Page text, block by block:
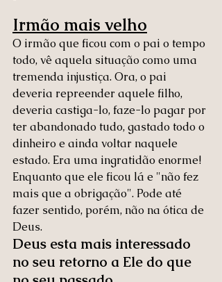
Irmão mais velho
O irmão que ficou com o pai o tempo
todo, vê aquela situação como uma
tremenda injustiça. Ora, o pai
deveria repreender aquele filho,
deveria castiga-lo, faze-lo pagar por
ter abandonado tudo, gastado todo o
dinheiro e ainda voltar naquele
estado. Era uma ingratidão enorme!
Enquanto que ele ficou lá e "não fez
mais que a obrigação". Pode até
fazer sentido, porém, não na ótica de
Deus.
Deus esta mais interessado
no seu retorno a Ele do que